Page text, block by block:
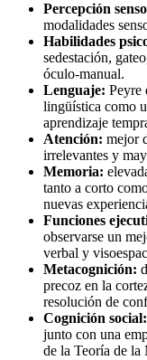
Percepción
modalidades
Habilidades
sedestación,
óculo-manual.
Lenguaje: Peyre
lingüística como
aprendizaje
Atención: mejor
irrelevantes y
Memoria:
tanto a corto
nuevas
Funciones
observarse un
verbal y
Metacognición:
precoz en la
resolución de
Cognición social:
junto con una
de la Teoría de la